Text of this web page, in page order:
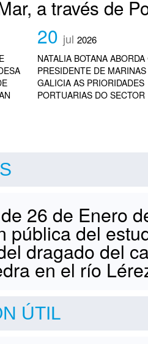
a través de
20 jul 2026
NATALIA BOTANA ABORDA
PRESIDENTE DE
GALICIA AS PRIORIDADES
PORTUARIAS DO
26 de Enero
pública del
dragado del
en el río
ÚTIL